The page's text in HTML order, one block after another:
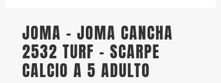
JOMA – JOMA CANCHA
2532 TURF – SCARPE
CALCIO A 5 ADULTO